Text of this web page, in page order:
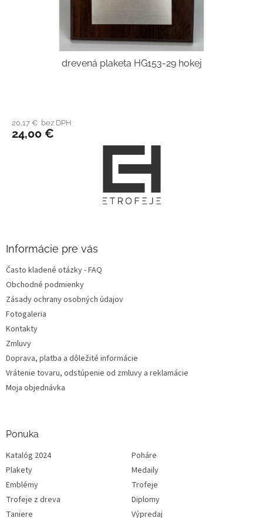
drevená plaketa HG153-29 hokej
20,17 € bez DPH
24,00 €
Informácie pre vás
Často kladené otázky - FAQ
Obchodné podmienky
Zásady ochrany osobných údajov
Fotogaleria
Kontakty
Zmluvy
Doprava, platba a dôležité informácie
Vrátenie tovaru, odstúpenie od zmluvy a reklamácie
Moja objednávka
Ponuka
Katalóg 2024
Poháre
Plakety
Medaily
Emblémy
Trofeje
Trofeje z dreva
Diplomy
Taniere
Výpredaj